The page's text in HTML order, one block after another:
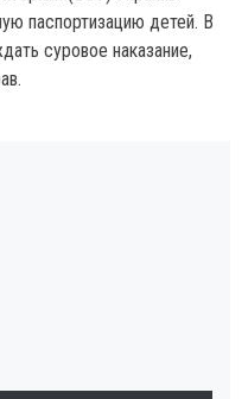
паспортизацию детей. В
суровое наказание,